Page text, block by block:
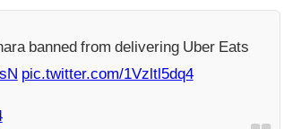
banned from delivering Uber Eats
pic.twitter.com/1Vzltl5dq4